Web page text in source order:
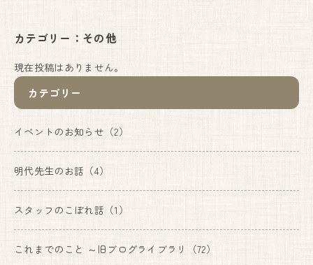
カテゴリー：その他
現在投稿はありません。
カテゴリー
イベントのお知らせ （2）
明代先生のお話 （4）
スタッフのこぼれ話 （1）
これまでのこと ～旧ブログライブラリ （72）
施設紹介
いのちの教育・助産師教育
よくあるご質問
アクセス
ブログ Instagram
妊婦健診・産後ケア・乳房ケア（完全予約制）
月 火 水 木